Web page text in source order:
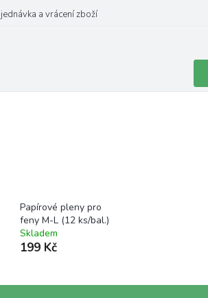
a vrácení zboží
Papírové pleny pro
feny M-L (12 ks/bal.)
Skladem
199 Kč